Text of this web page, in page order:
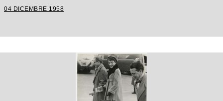
04 DICEMBRE 1958